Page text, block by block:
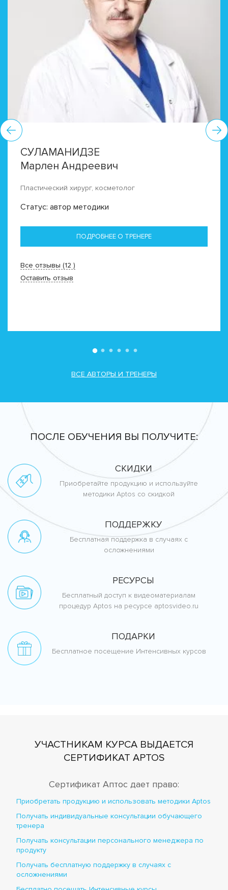
СУЛАМАНИДЗЕ
Марлен Андреевич
Пластический хирург, косметолог
Статус: автор методики
ПОДРОБНЕЕ О ТРЕНЕРЕ
Все отзывы (12 )
Оставить отзыв
ВСЕ АВТОРЫ И ТРЕНЕРЫ
ПОСЛЕ ОБУЧЕНИЯ ВЫ ПОЛУЧИТЕ:
СКИДКИ
Приобретайте продукцию и используйте
методики Aptos со скидкой
ПОДДЕРЖКУ
Бесплатная поддержка в случаях с
осложнениями
РЕСУРСЫ
Бесплатный доступ к видеоматериалам
процедур Aptos на ресурсе aptosvideo.ru
ПОДАРКИ
Бесплатное посещение Интенсивных курсов
УЧАСТНИКАМ КУРСА ВЫДАЕТСЯ
СЕРТИФИКАТ APTOS
Сертификат Аптос дает право:
Приобретать продукцию и использовать методики Aptos
Получать индивидуальные консультации обучающего
тренера
Получать консультации персонального менеджера по
продукту
Получать бесплатную поддержку в случаях с
осложнениями